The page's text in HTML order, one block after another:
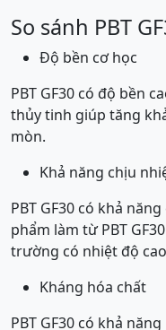
So sánh PBT
Độ bền cơ học
PBT GF30 có độ bền
thủy tinh giúp tăng
mòn.
Khả năng chịu
PBT GF30 có khả
phẩm làm từ PBT
trường có nhiệt độ
Kháng hóa chất
PBT GF30 có khả